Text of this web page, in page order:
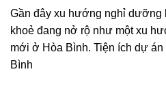
Gần đây xu hướng nghỉ dưỡng
khoẻ đang nở rộ như một xu
mới ở Hòa Bình. Tiện ích dự
Bình